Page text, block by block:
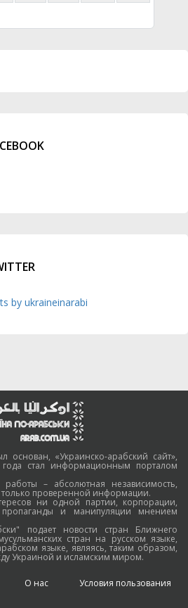
by ukraineinarabi
основан, «Украинско-арабский сайт»,
стал информационным порталом
– абсолютная независимость,
только проверенной информации.
ни одной партии, корпорации,
и манипуляции мнением
подает новости стран Ближнего
стран на русском языке,
языке, являясь, таким образом,
Украиной и исламским миром.
О нас Условия пользования